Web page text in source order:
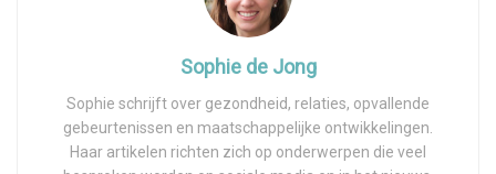
Sophie de Jong
Sophie schrijft over gezondheid, relaties, opvallende
gebeurtenissen en maatschappelijke ontwikkelingen.
Haar artikelen richten zich op onderwerpen die veel